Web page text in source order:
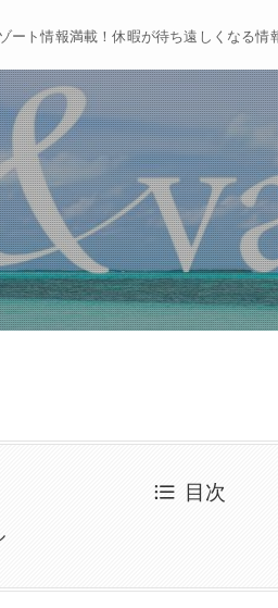
ート情報満載！休暇が待ち遠しくなる情
目次